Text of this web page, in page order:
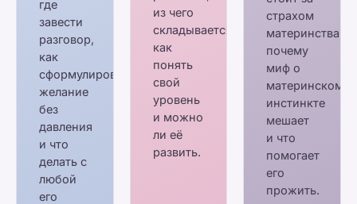
где
завести
разговор,
как
сформулировать
желание
без
давления
и что
делать с
любой
его
из чего
складывается,
как
понять
свой
уровень
и можно
ли её
развить.
страхом
материнства,
почему
миф о
материнском
инстинкте
мешает
и что
помогает
его
прожить.